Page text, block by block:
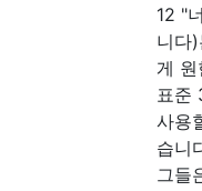
12 "
니다
게
표준
사용
습니
그들